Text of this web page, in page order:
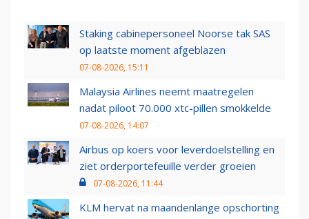
Staking cabinepersoneel Noorse tak SAS
op laatste moment afgeblazen
07-08-2026, 15:11
Malaysia Airlines neemt maatregelen
nadat piloot 70.000 xtc-pillen smokkelde
07-08-2026, 14:07
Airbus op koers voor leverdoelstelling en
ziet orderportefeuille verder groeien
07-08-2026, 11:44
KLM hervat na maandenlange opschorting